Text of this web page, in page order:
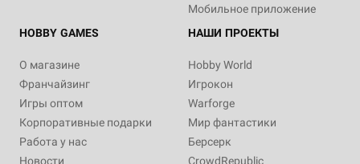
Мобильное приложение
HOBBY GAMES
О магазине
Франчайзинг
Игры оптом
Корпоративные подарки
Работа у нас
Новости
НАШИ ПРОЕКТЫ
Hobby World
Игрокон
Warforge
Мир фантастики
Берсерк
CrowdRepublic